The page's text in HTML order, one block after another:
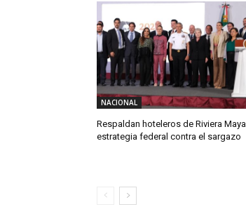
NACIONAL
Respaldan hoteleros de Riviera Maya
estrategia federal contra el sargazo